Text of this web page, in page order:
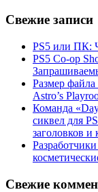
Свежие записи
PS5 или ПК:
PS5 Co-op
Размер
Astro’s
Команда
сиквел для
заголовков и
Свежие